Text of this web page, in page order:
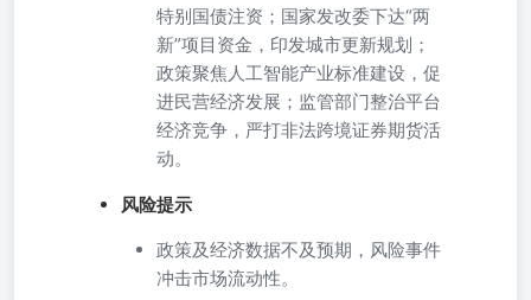
特别国债注资；国家发改委下达“两
新”项目资金，印发城市更新规划；
政策聚焦人工智能产业标准建设，促
进民营经济发展；监管部门整治平台
经济竞争，严打非法跨境证券期货活
动。
风险提示
政策及经济数据不及预期，风险事件
冲击市场流动性。